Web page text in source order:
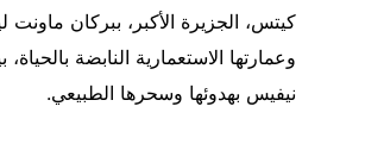
كيتس، الجزيرة الأكبر، ببركان ماونت
وعمارتها الاستعمارية النابضة بالحياة،
نيفيس بهدوئها وسحرها الطبيعي.